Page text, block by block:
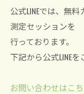
公式LINEでは、無
測定セッションを
行っております。
下記から公式LINE
お問い合わせはこち